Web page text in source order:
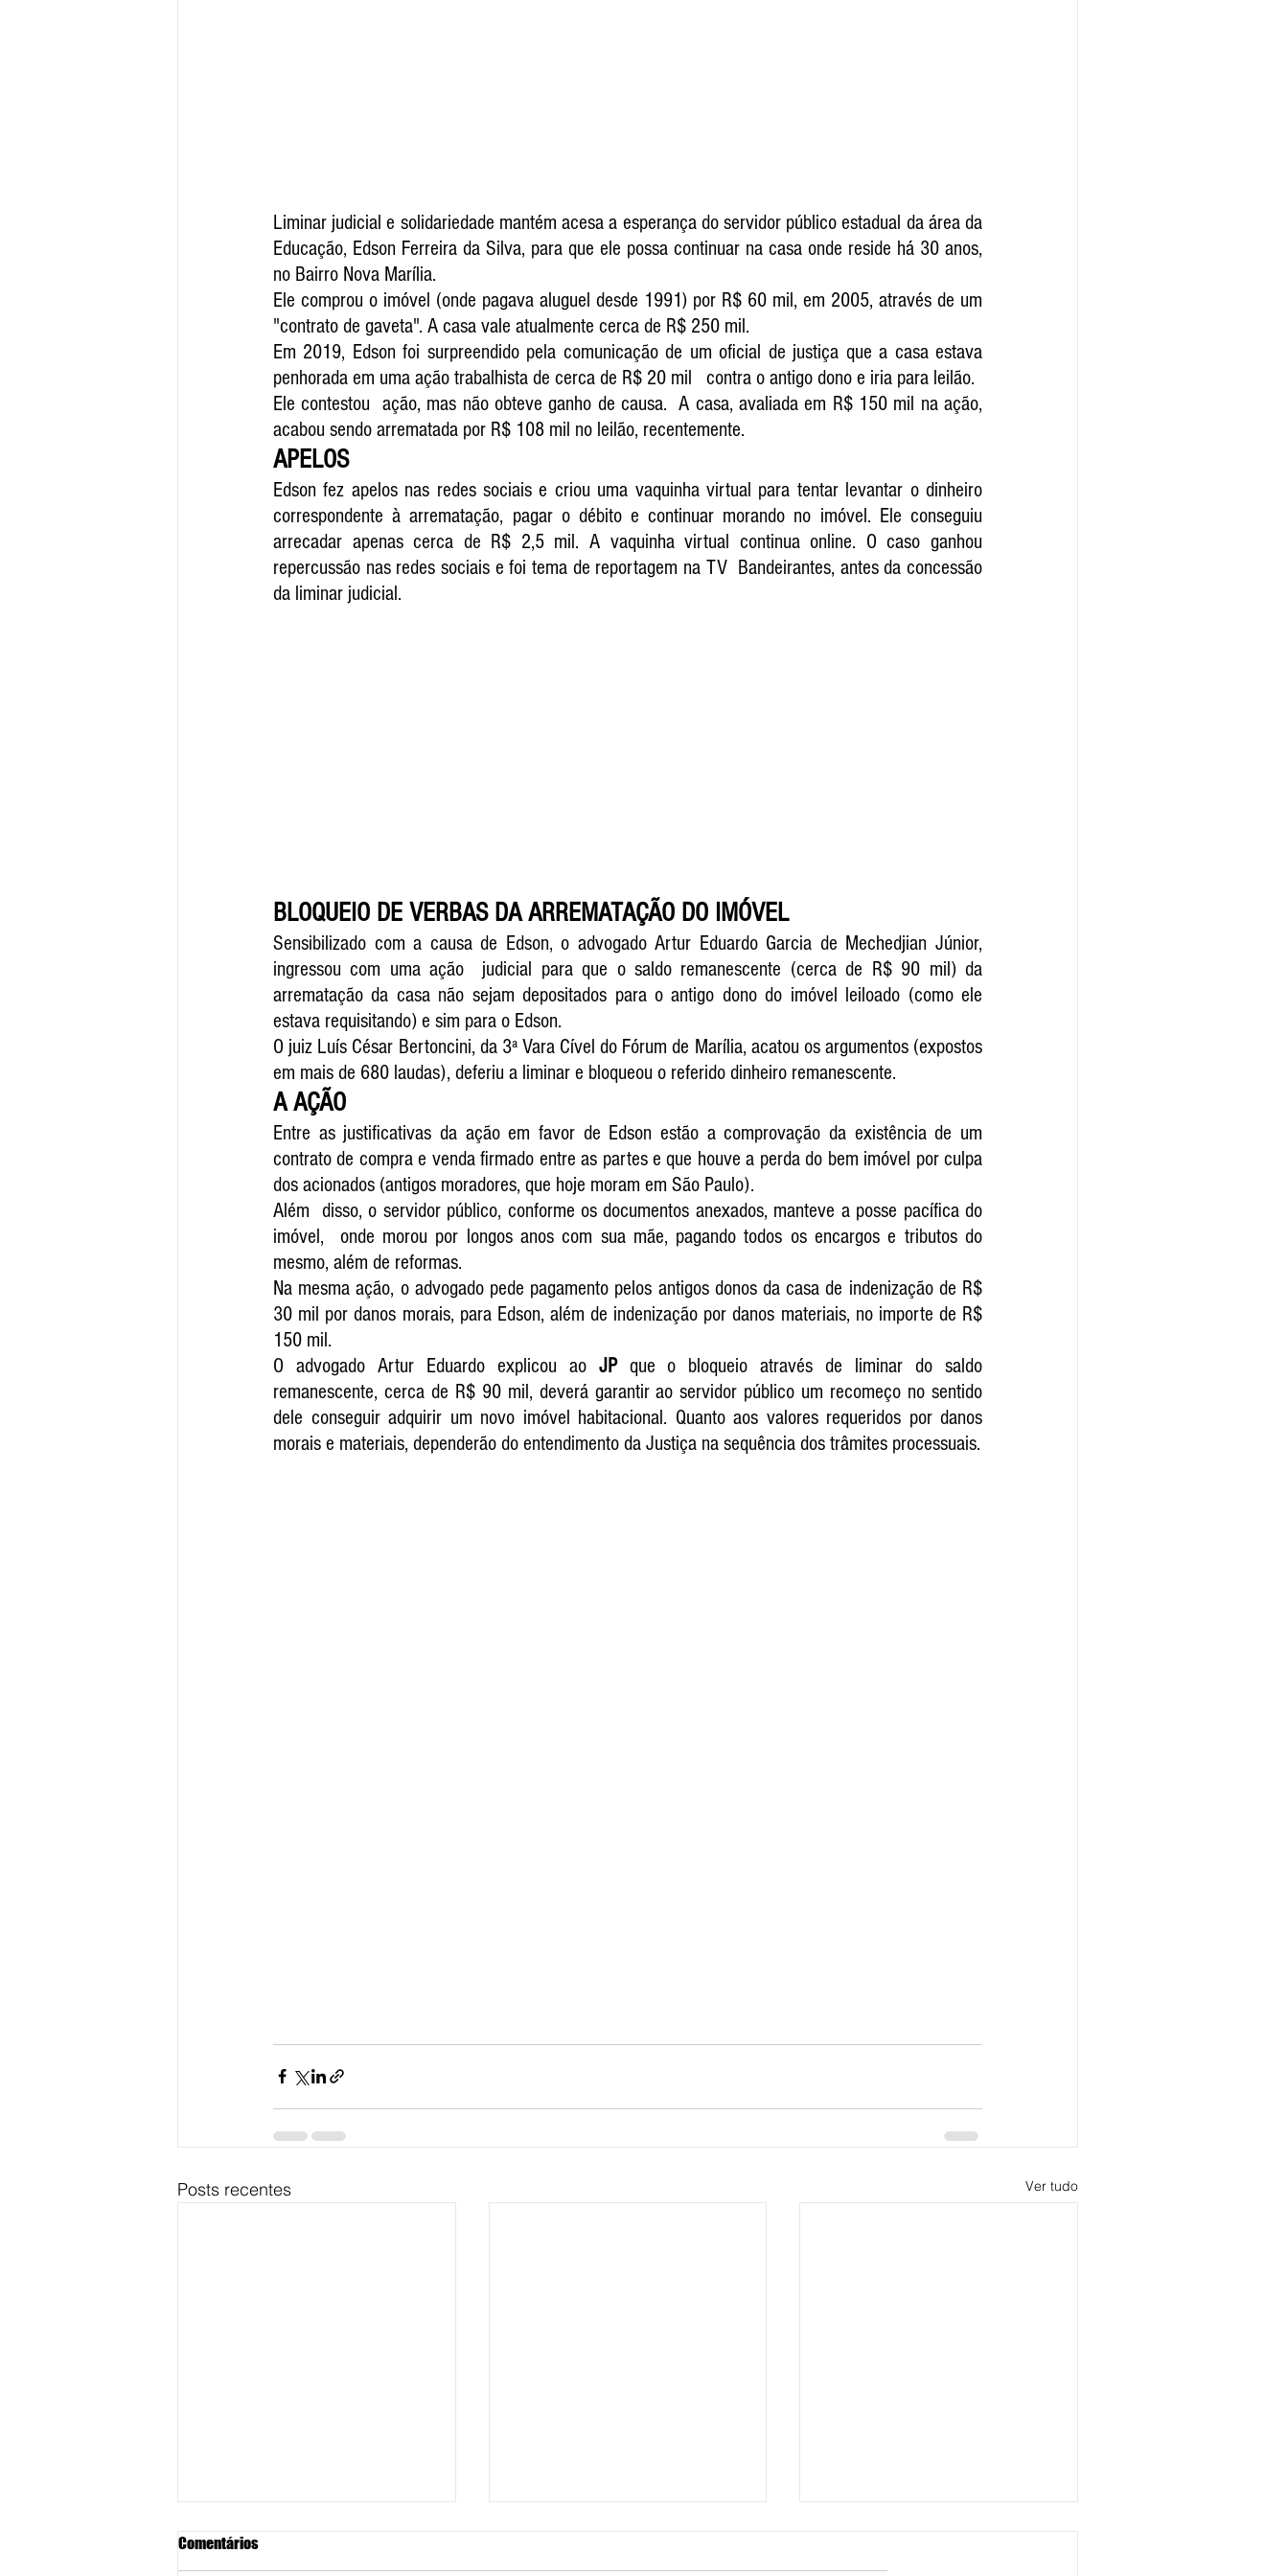
Liminar judicial e solidariedade mantém acesa a esperança do servidor público estadual da área da
Educação, Edson Ferreira da Silva, para que ele possa continuar na casa onde reside há 30 anos,
no Bairro Nova Marília.
Ele comprou o imóvel (onde pagava aluguel desde 1991) por R$ 60 mil, em 2005, através de um
"contrato de gaveta". A casa vale atualmente cerca de R$ 250 mil.
Em 2019, Edson foi surpreendido pela comunicação de um oficial de justiça que a casa estava
penhorada em uma ação trabalhista de cerca de R$ 20 mil   contra o antigo dono e iria para leilão.
Ele contestou  ação, mas não obteve ganho de causa.  A casa, avaliada em R$ 150 mil na ação,
acabou sendo arrematada por R$ 108 mil no leilão, recentemente.
APELOS
Edson fez apelos nas redes sociais e criou uma vaquinha virtual para tentar levantar o dinheiro
correspondente à arrematação, pagar o débito e continuar morando no imóvel. Ele conseguiu
arrecadar apenas cerca de R$ 2,5 mil. A vaquinha virtual continua online. O caso ganhou
repercussão nas redes sociais e foi tema de reportagem na TV  Bandeirantes, antes da concessão
da liminar judicial.
BLOQUEIO DE VERBAS DA ARREMATAÇÃO DO IMÓVEL
Sensibilizado com a causa de Edson, o advogado Artur Eduardo Garcia de Mechedjian Júnior,
ingressou com uma ação  judicial para que o saldo remanescente (cerca de R$ 90 mil) da
arrematação da casa não sejam depositados para o antigo dono do imóvel leiloado (como ele
estava requisitando) e sim para o Edson.
O juiz Luís César Bertoncini, da 3ª Vara Cível do Fórum de Marília, acatou os argumentos (expostos
em mais de 680 laudas), deferiu a liminar e bloqueou o referido dinheiro remanescente.
A AÇÃO
Entre as justificativas da ação em favor de Edson estão a comprovação da existência de um
contrato de compra e venda firmado entre as partes e que houve a perda do bem imóvel por culpa
dos acionados (antigos moradores, que hoje moram em São Paulo).
Além  disso, o servidor público, conforme os documentos anexados, manteve a posse pacífica do
imóvel,  onde morou por longos anos com sua mãe, pagando todos os encargos e tributos do
mesmo, além de reformas.
Na mesma ação, o advogado pede pagamento pelos antigos donos da casa de indenização de R$
30 mil por danos morais, para Edson, além de indenização por danos materiais, no importe de R$
150 mil.
O advogado Artur Eduardo explicou ao JP que o bloqueio através de liminar do saldo
remanescente, cerca de R$ 90 mil, deverá garantir ao servidor público um recomeço no sentido
dele conseguir adquirir um novo imóvel habitacional. Quanto aos valores requeridos por danos
Posts recentes Ver tudo
Comentários